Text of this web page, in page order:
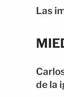
Las
de la